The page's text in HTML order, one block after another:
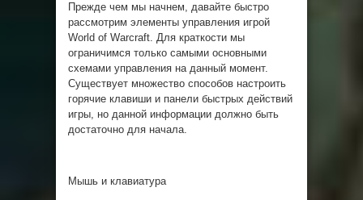
Прежде чем мы начнем, давайте быстро
рассмотрим элементы управления игрой
World of Warcraft. Для краткости мы
ограничимся только самыми основными
схемами управления на данный момент.
Существует множество способов настроить
горячие клавиши и панели быстрых действий
игры, но данной информации должно быть
достаточно для начала.
Мышь и клавиатура